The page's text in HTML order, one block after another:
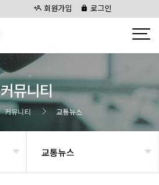
회원가입 로그인
커뮤니티
커뮤니티 교통뉴스
교통뉴스